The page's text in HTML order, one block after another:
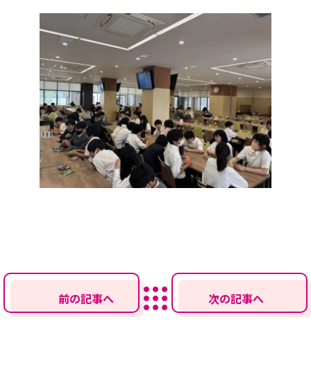
前の記事へ 次の記事へ